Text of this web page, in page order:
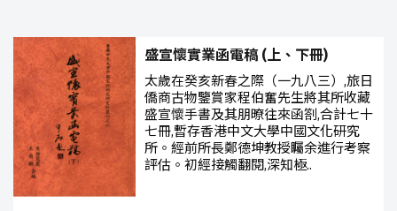
盛宣懷實業函電稿 (上、下冊)
太歲在癸亥新春之際（一九八三）,旅日
僑商古物鑒賞家程伯奮先生將其所收藏
盛宣懷手書及其朋暸往來函劄,合計七十
七冊,暫存香港中文大學中國文化研究
所。經前所長鄭德坤教授矚余進行考察
評估。初經接觸翻閱,深知極..